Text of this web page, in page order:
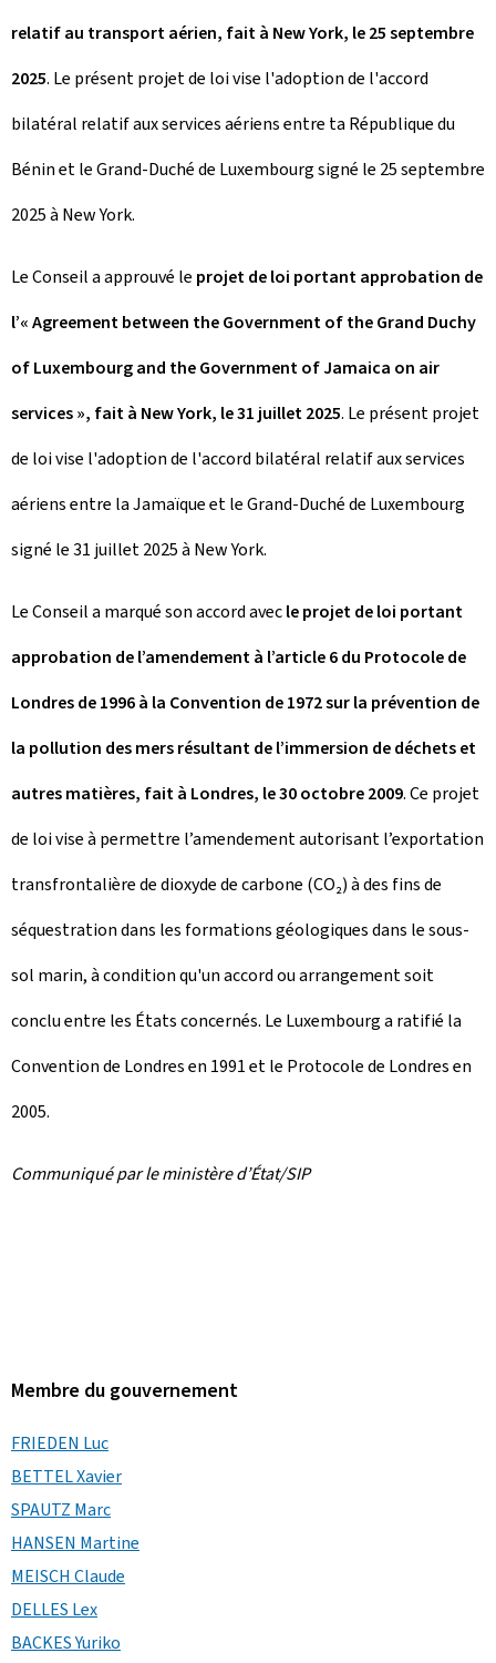
relatif au transport aérien, fait à New York, le 25 septembre
2025. Le présent projet de loi vise l'adoption de l'accord
bilatéral relatif aux services aériens entre ta République du
Bénin et le Grand-Duché de Luxembourg signé le 25 septembre
2025 à New York.
Le Conseil a approuvé le projet de loi portant approbation de
l’« Agreement between the Government of the Grand Duchy
of Luxembourg and the Government of Jamaica on air
services », fait à New York, le 31 juillet 2025. Le présent projet
de loi vise l'adoption de l'accord bilatéral relatif aux services
aériens entre la Jamaïque et le Grand-Duché de Luxembourg
signé le 31 juillet 2025 à New York.
Le Conseil a marqué son accord avecle projet de loi portant
approbation de l’amendement à l’article 6 du Protocole de
Londres de 1996 à la Convention de 1972 sur la prévention de
la pollution des mers résultant de l’immersion de déchets et
autres matières, fait à Londres, le 30 octobre 2009. Ce projet
de loi vise à permettre l’amendement autorisant l’exportation
transfrontalière de dioxyde de carbone (CO₂) à des fins de
séquestration dans les formations géologiques dans le sous-
sol marin, à condition qu'un accord ou arrangement soit
conclu entre les États concernés. Le Luxembourg a ratifié la
Convention de Londres en 1991 et le Protocole de Londres en
2005.
Communiqué par le ministère d’État/SIP
Membre du gouvernement
FRIEDEN Luc
BETTEL Xavier
SPAUTZ Marc
HANSEN Martine
MEISCH Claude
DELLES Lex
BACKES Yuriko